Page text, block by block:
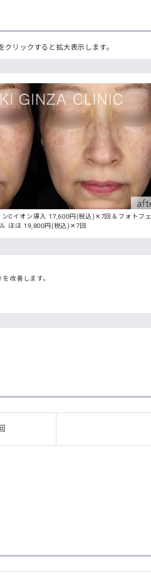
クリックすると拡大表示します。
Cイオン導入 17,600円(税込)✕7回＆フォトフ
ほほ 19,800円(税込)✕7回
改善します。